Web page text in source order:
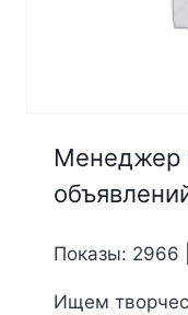
Менеджер
Показы: 2966
Ищем